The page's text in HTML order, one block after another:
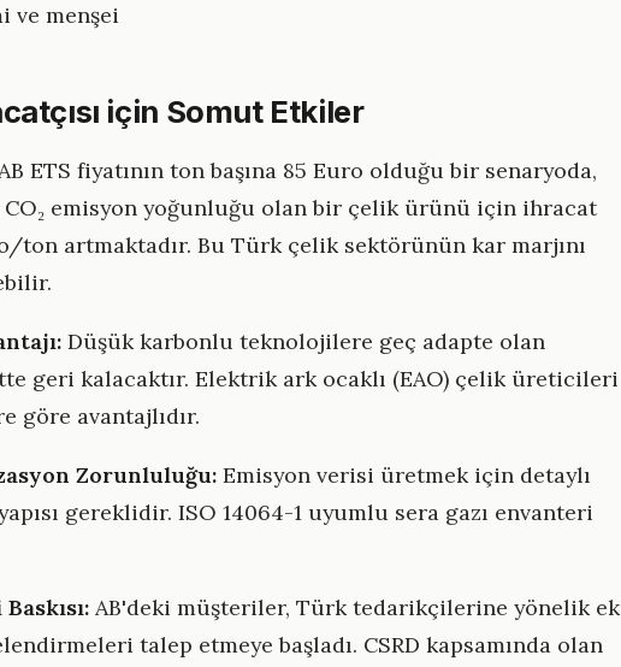
ve menşei
için Somut Etkiler
ETS fiyatının ton başına 85 Euro olduğu bir senaryoda,
CO₂ emisyon yoğunluğu olan bir çelik ürünü için ihracat
ton artmaktadır. Bu Türk çelik sektörünün kar marjını
Düşük karbonlu teknolojilere geç adapte olan
geri kalacaktır. Elektrik ark ocaklı (EAO) çelik üreticileri
göre avantajlıdır.
Zorunluluğu: Emisyon verisi üretmek için detaylı
gereklidir. ISO 14064-1 uyumlu sera gazı envanteri
AB'deki müşteriler, Türk tedarikçilerine yönelik ek
talep etmeye başladı. CSRD kapsamında olan